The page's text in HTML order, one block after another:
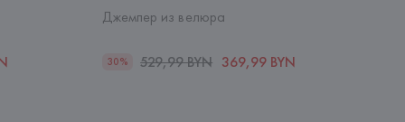
Джемпер из велюра
30% 529,99 BYN 369,99 BYN